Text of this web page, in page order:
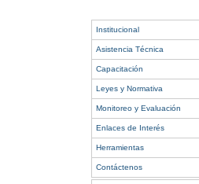
Institucional
Asistencia Técnica
Capacitación
Leyes y Normativa
Monitoreo y Evaluación
Enlaces de Interés
Herramientas
Contáctenos